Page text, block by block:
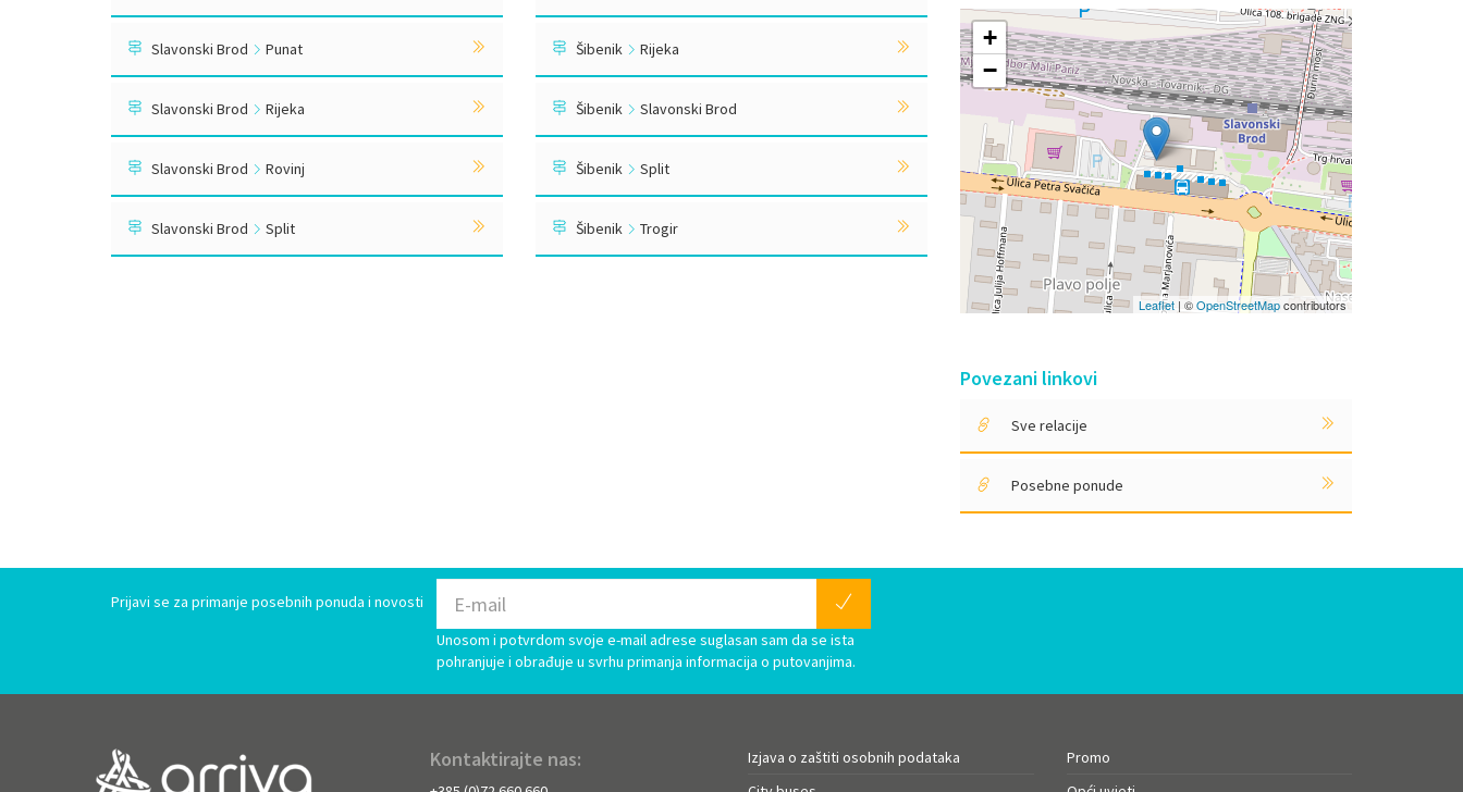
Slavonski Brod Punat
Slavonski Brod Rijeka
Slavonski Brod Rovinj
Slavonski Brod Split
Šibenik Rijeka
Šibenik Slavonski Brod
Šibenik Split
Šibenik Trogir
+
−
Leaflet | ©OpenStreetMapcontributors
Povezani linkovi
Sve relacije
Posebne ponude
Prijavi se za primanje posebnih ponuda i novosti
Unosom i potvrdom svoje e-mail adrese suglasan sam da se ista
pohranjuje i obrađuje u svrhu primanja informacija o putovanjima.
Kontaktirajte nas:
Izjava o zaštiti osobnih podataka
Promo